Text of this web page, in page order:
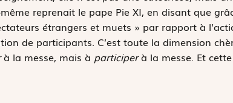
reprenait le pape Pie XI, en disant que
étrangers et muets » par rapport à
de participants. C’est toute la dimension
à la messe, mais à participerà la messe. Et